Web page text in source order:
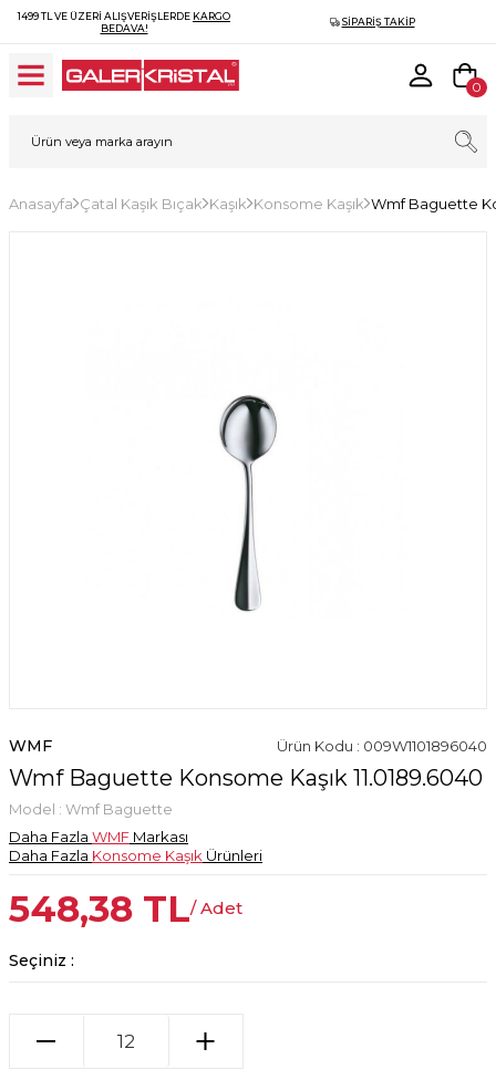
1499 TL VE ÜZERI ALIŞVERIŞLERDE KARGO
BEDAVA!
SIPARIŞ TAKIP
0
Anasayfa Çatal Kaşık Bıçak Kaşık Konsome Kaşık Wmf Baguette
WMF Ürün Kodu : 009W1101896040
Wmf Baguette Konsome Kaşık 11.0189.6040
Model : Wmf Baguette
Daha Fazla WMF Markası
Daha Fazla Konsome Kaşık Ürünleri
548,38 TL/ Adet
Seçiniz :